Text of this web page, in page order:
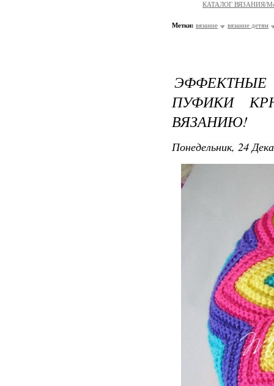
КАТАЛОГ ВЯЗАНИЯ/
Метки: вязание вязание детям
ПУФИКИ
ВЯЗАНИЮ!
Понедельник, 24